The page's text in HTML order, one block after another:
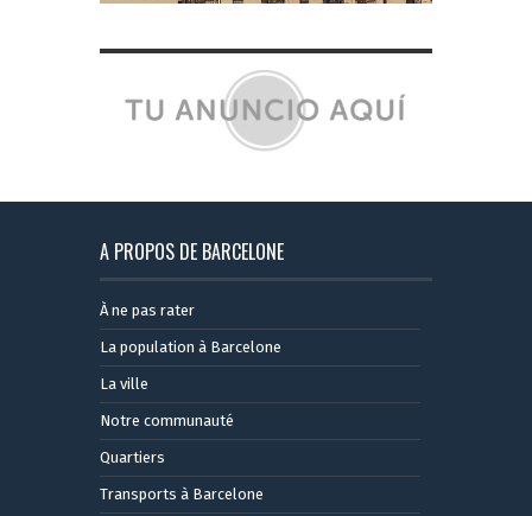
A PROPOS DE BARCELONE
À ne pas rater
La population à Barcelone
La ville
Notre communauté
Quartiers
Transports à Barcelone